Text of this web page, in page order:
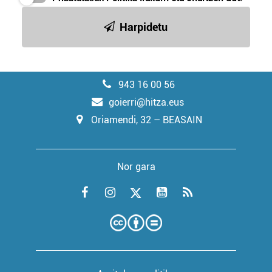
Harpidetu
943 16 00 56
goierri@hitza.eus
Oriamendi, 32 – BEASAIN
Nor gara